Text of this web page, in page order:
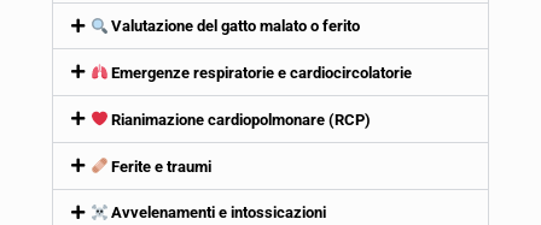
Valutazione del gatto malato o ferito
Emergenze respiratorie e cardiocircolatorie
Rianimazione cardiopolmonare (RCP)
Ferite e traumi
Avvelenamenti e intossicazioni